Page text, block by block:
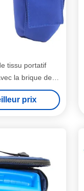
tissu portatif
la brique de
plastique
prix